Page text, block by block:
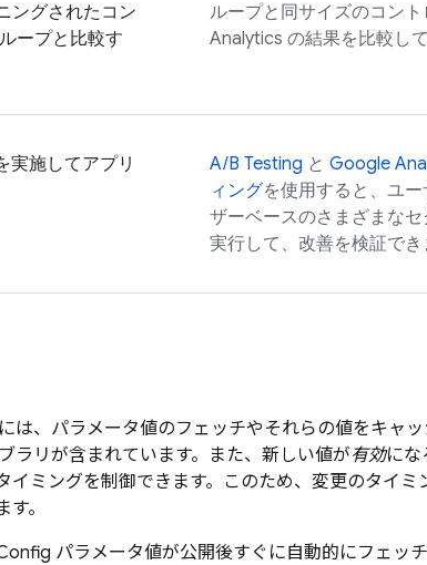
ングされたコン
ープと比較す
ループと同サイズのコン
Analytics の結果を比較し
実施してアプリ
A/B Testing と Google
ィングを使用すると、ユ
ザーベースのさまざまな
実行して、改善を検証でき
には、パラメータ値のフェッチやそれらの値をキャ
ラリが含まれています。また、新しい値が有効にな
イミングを制御できます。このため、変更のタイ
。
パラメータ値が公開後すぐに自動的にフェッ